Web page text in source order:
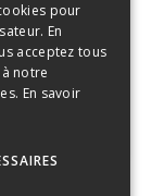
pour
En
acceptez tous
notre
En savoir